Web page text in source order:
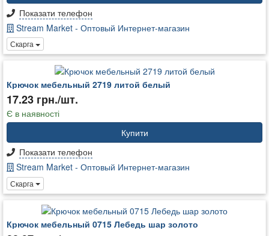
Показати телефон
Stream Market - Оптовый Интернет-магазин
Скарга
Крючок мебельный 2719 литой белый
17.23 грн./шт.
Є в наявності
Купити
Показати телефон
Stream Market - Оптовый Интернет-магазин
Скарга
Крючок мебельный 0715 Лебедь шар золото